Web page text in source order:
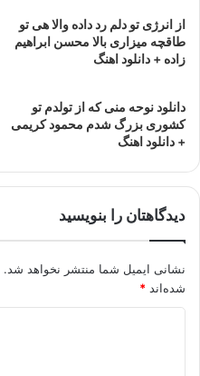
از انرژی تو دلم رد داده والا هی تو
طاقچه میزاری بالا محسن ابراهیم
زاده + دانلود اهنگ
دانلود نوحه منی که از تولدم تو
کشوری بزرگ شدم محمود کریمی
+ دانلود اهنگ
دیدگاهتان را بنویسید
نشانی ایمیل شما منتشر نخواهد شد.
شده‌اند *